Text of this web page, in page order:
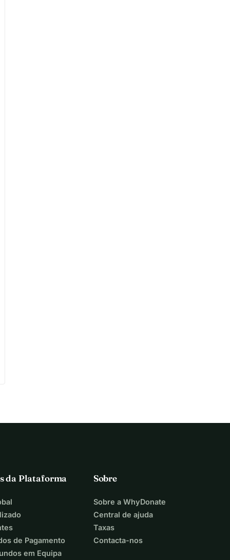
da Plataforma
de Pagamento
em Equipa
Sobre
Sobre a WhyDonate
Central de ajuda
Taxas
Contacta-nos